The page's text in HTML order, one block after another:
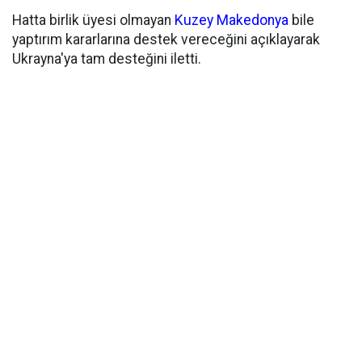
Hatta birlik üyesi olmayan Kuzey Makedonya bile
yaptırım kararlarına destek vereceğini açıklayarak
Ukrayna'ya tam desteğini iletti.